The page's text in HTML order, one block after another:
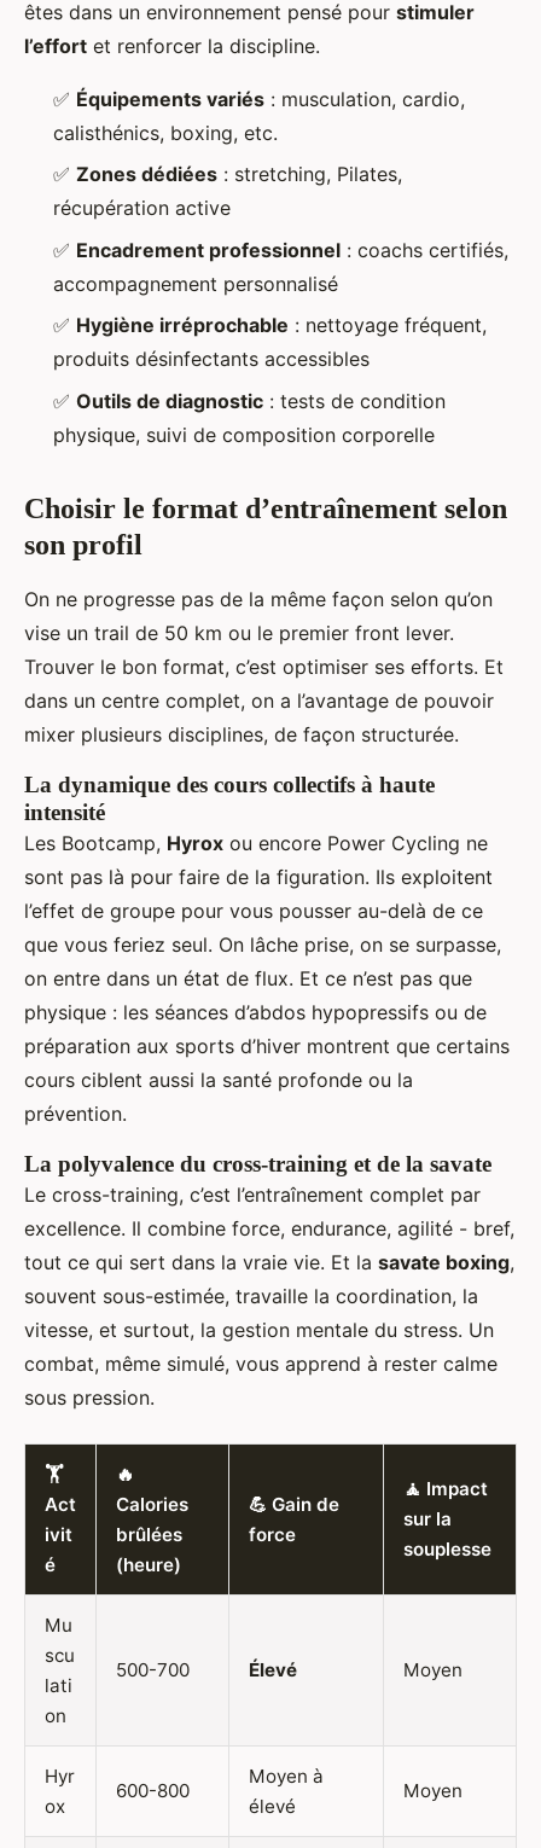
êtes dans un environnement pensé pour stimuler
l’effort et renforcer la discipline.
✅ Équipements variés : musculation, cardio,
calisthénics, boxing, etc.
✅ Zones dédiées : stretching, Pilates,
récupération active
✅ Encadrement professionnel : coachs certifiés,
accompagnement personnalisé
✅ Hygiène irréprochable : nettoyage fréquent,
produits désinfectants accessibles
✅ Outils de diagnostic : tests de condition
physique, suivi de composition corporelle
Choisir le format d’entraînement selon
son profil
On ne progresse pas de la même façon selon qu’on
vise un trail de 50 km ou le premier front lever.
Trouver le bon format, c’est optimiser ses efforts. Et
dans un centre complet, on a l’avantage de pouvoir
mixer plusieurs disciplines, de façon structurée.
La dynamique des cours collectifs à haute
intensité
Les Bootcamp, Hyrox ou encore Power Cycling ne
sont pas là pour faire de la figuration. Ils exploitent
l’effet de groupe pour vous pousser au-delà de ce
que vous feriez seul. On lâche prise, on se surpasse,
on entre dans un état de flux. Et ce n’est pas que
physique : les séances d’abdos hypopressifs ou de
préparation aux sports d’hiver montrent que certains
cours ciblent aussi la santé profonde ou la
prévention.
La polyvalence du cross-training et de la savate
Le cross-training, c’est l’entraînement complet par
excellence. Il combine force, endurance, agilité - bref,
tout ce qui sert dans la vraie vie. Et la savate boxing,
souvent sous-estimée, travaille la coordination, la
vitesse, et surtout, la gestion mentale du stress. Un
combat, même simulé, vous apprend à rester calme
sous pression.
🏋️
Act
ivit
é
🔥
Calories
brûlées
(heure)
💪 Gain de
force
🧘 Impact
sur la
souplesse
Mu
scu
lati
on
500-700 Élevé Moyen
Hyr
ox
600-800
Moyen à
élevé
Moyen